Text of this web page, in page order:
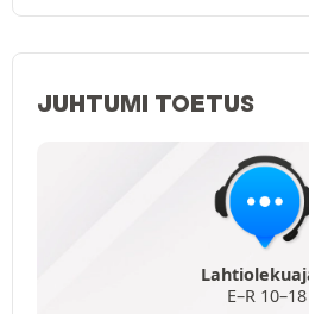
JUHTUMI TOETUS
E–R 10–18